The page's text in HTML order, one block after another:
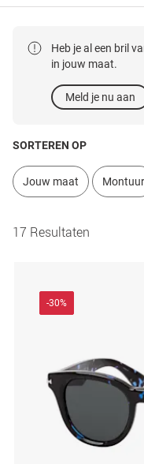
Heb je al een bril
in jouw maat.
Meld je nu aan
SORTEREN OP
Jouw maat Montuur
17 Resultaten
-30%